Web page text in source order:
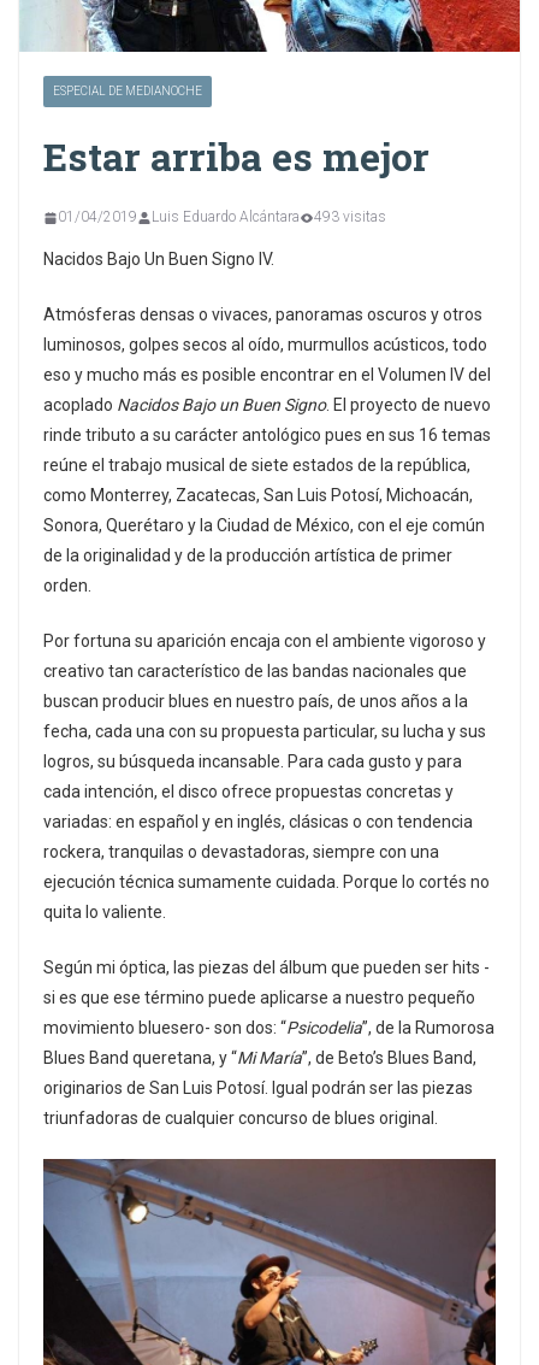
ESPECIAL DE MEDIANOCHE
Estar arriba es mejor
01/04/2019 Luis Eduardo Alcántara 493 visitas
Nacidos Bajo Un Buen Signo IV.
Atmósferas densas o vivaces, panoramas oscuros y otros
luminosos, golpes secos al oído, murmullos acústicos, todo
eso y mucho más es posible encontrar en el Volumen IV del
acoplado Nacidos Bajo un Buen Signo. El proyecto de nuevo
rinde tributo a su carácter antológico pues en sus 16 temas
reúne el trabajo musical de siete estados de la república,
como Monterrey, Zacatecas, San Luis Potosí, Michoacán,
Sonora, Querétaro y la Ciudad de México, con el eje común
de la originalidad y de la producción artística de primer
orden.
Por fortuna su aparición encaja con el ambiente vigoroso y
creativo tan característico de las bandas nacionales que
buscan producir blues en nuestro país, de unos años a la
fecha, cada una con su propuesta particular, su lucha y sus
logros, su búsqueda incansable. Para cada gusto y para
cada intención, el disco ofrece propuestas concretas y
variadas: en español y en inglés, clásicas o con tendencia
rockera, tranquilas o devastadoras, siempre con una
ejecución técnica sumamente cuidada. Porque lo cortés no
quita lo valiente.
Según mi óptica, las piezas del álbum que pueden ser hits -
si es que ese término puede aplicarse a nuestro pequeño
movimiento bluesero- son dos: “Psicodelia”, de la Rumorosa
Blues Band queretana, y “Mi María”, de Beto’s Blues Band,
originarios de San Luis Potosí. Igual podrán ser las piezas
triunfadoras de cualquier concurso de blues original.